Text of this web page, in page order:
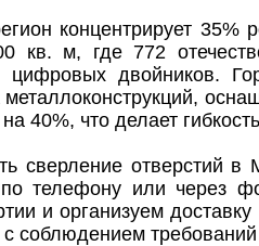
концентрирует 35%
кв. м, где 772
цифровых двойников.
металлоконструкций,
40%, что делает
сверление отверстий
телефону или через
и организуем
соблюдением требований